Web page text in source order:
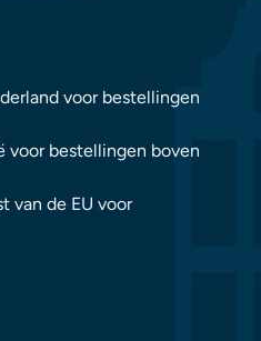
voor bestellingen
voor bestellingen boven
van de EU voor